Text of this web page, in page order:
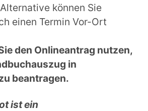
können Sie
einen Termin Vor-Ort
den Onlineantrag nutzen,
in
beantragen.
ist ein